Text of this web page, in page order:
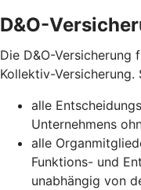
D&O-
Die D&O-Versicherung
Kollektiv-Versicherung.
alle
Unternehmens
alle
Funktions- und
unabhängig von